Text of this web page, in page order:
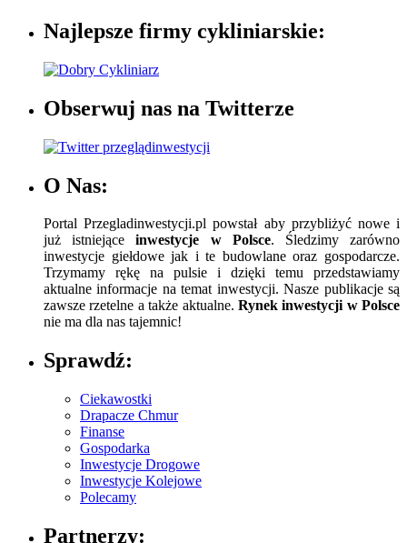
Najlepsze firmy cykliniarskie:
Obserwuj nas na Twitterze
O Nas:
Portal Przegladinwestycji.pl powstał aby przybliżyć nowe i
już istniejąceinwestycje w Polsce. Śledzimy zarówno
inwestycje giełdowe jak i te budowlane oraz gospodarcze.
Trzymamy rękę na pulsie i dzięki temu przedstawiamy
aktualne informacje na temat inwestycji. Nasze publikacje są
zawsze rzetelne a także aktualne. Rynek inwestycji w Polsce
nie ma dla nas tajemnic!
Sprawdź:
Ciekawostki
Drapacze Chmur
Finanse
Gospodarka
Inwestycje Drogowe
Inwestycje Kolejowe
Polecamy
Partnerzy: